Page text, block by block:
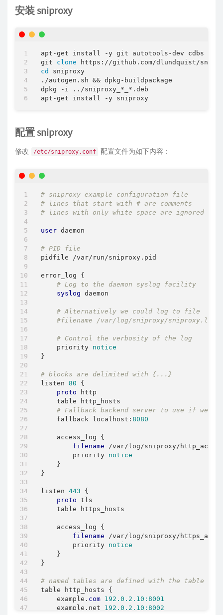
安装 sniproxy
apt-get install -y git autotools-dev cdbs
git clone
cd
sniproxy
./autogen.sh && dpkg-buildpackage
dpkg -i ../sniproxy_*_*.deb
配置 sniproxy
修改 /etc/sniproxy.conf 配置文件为如下内容：
# sniproxy example configuration file
# lines that start with # are comments
# lines with only white space are ignored
user daemon
# PID file
pidfile /var/run/sniproxy.pid
error_log {
# Log to the daemon syslog facility
syslog daemon
# Alternatively we could log to file
#filename /var/log/sniproxy/sniproxy.log
# Control the verbosity of the log
    priority
notice
}
# blocks are delimited with {...}
listen 80 {
proto http
    table http_hosts
# Fallback backend server to use if we
    fallback localhost:
8080
    access_log {
filename /var/log/sniproxy/
        priority
notice
    }
}
listen 443 {
proto tls
    table https_hosts
    access_log {
filename /var/log/sniproxy/
        priority
notice
    }
}
# named tables are defined with the table
table http_hosts {
    example.
com 192.0.2.10:8001
    example.net
192.0.2.10:8002